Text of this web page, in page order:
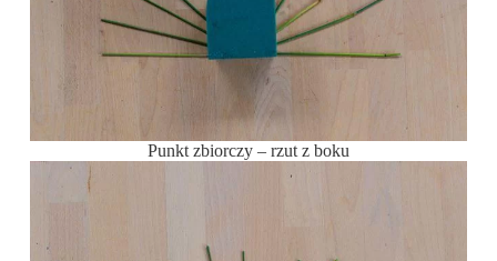
Punkt zbiorczy – rzut z boku